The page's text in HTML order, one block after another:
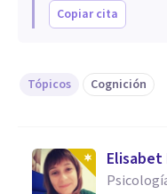
Copiar cita
Tópicos Cognición
Elisabet